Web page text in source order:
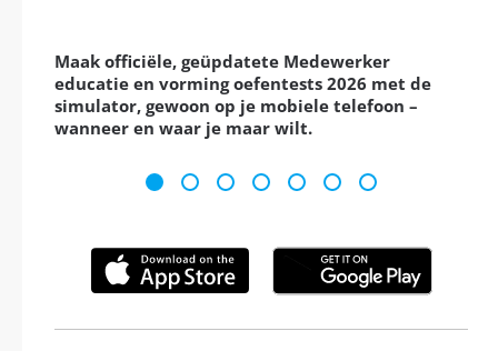
Maak officiële, geüpdatete Medewerker
educatie en vorming oefentests 2026 met de
simulator, gewoon op je mobiele telefoon –
wanneer en waar je maar wilt.